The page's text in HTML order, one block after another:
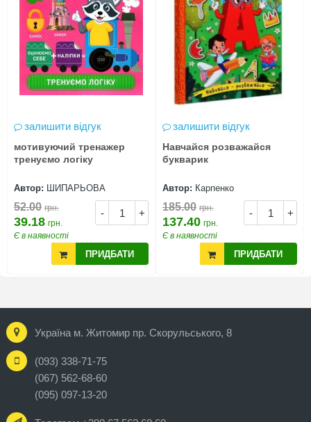
залишити відгук
мотивуючий тренажер
тренуємо логіку
Автор: ШИПАРЬОВА
- +
52.00 грн.
39.18 грн.
Є в наявності
ПРИДБАТИ
залишити відгук
Навчайся розважайся
букварик
Автор: Карпенко
- +
185.00 грн.
137.40 грн.
Є в наявності
ПРИДБАТИ
Україна м. Житомир пр. Скорульського, 8
(093) 338-71-75
(067) 562-68-60
(095) 097-13-20